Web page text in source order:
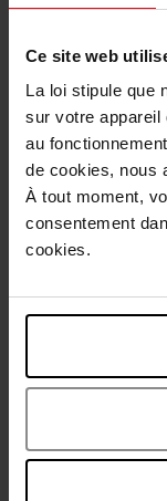
Ce site web
La loi stipule que
sur votre appareil
au
de cookies, nous
À tout moment,
consentement
cookies.
Avis client